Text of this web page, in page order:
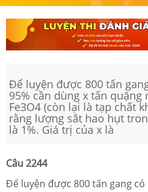
Để luyện được 800 tấn
95% cần dùng x tấn quặng
Fe3O4 (còn lại là tạp chất
rằng lượng sắt hao hụt
là 1%. Giá trị của x là
Câu 2244
Để luyện được 800 tấn gang